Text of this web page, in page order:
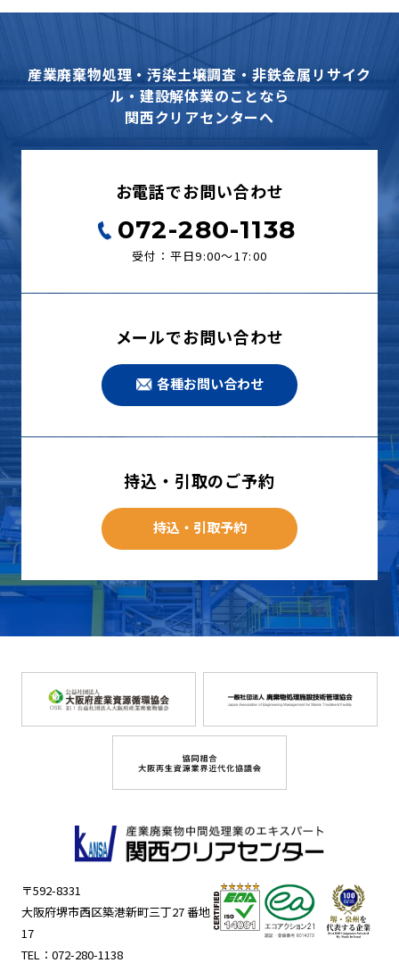
産業廃棄物処理・汚染土壌調査・非鉄金属リサイク
ル・建設解体業のことなら
関西クリアセンターへ
お電話でお問い合わせ
072-280-1138
受付：平日9:00〜17:00
メールでお問い合わせ
各種お問い合わせ
持込・引取のご予約
持込・引取予約
〒592-8331
大阪府堺市西区築港新町三丁27 番地
17
TEL： 072-280-1138